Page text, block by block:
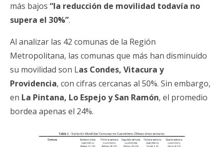
más bajos “la reducción de movilidad todavía no
supera el 30%”.
Al analizar las 42 comunas de la Región
Metropolitana, las comunas que más han disminuido
su movilidad son Las Condes, Vitacura y
Providencia, con cifras cercanas al 50%. Sin embargo,
en La Pintana, Lo Espejo y San Ramón, el promedio
bordea apenas el 24%.